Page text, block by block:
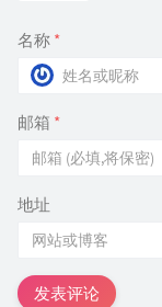
名称 *
邮箱 *
地址
发表评论